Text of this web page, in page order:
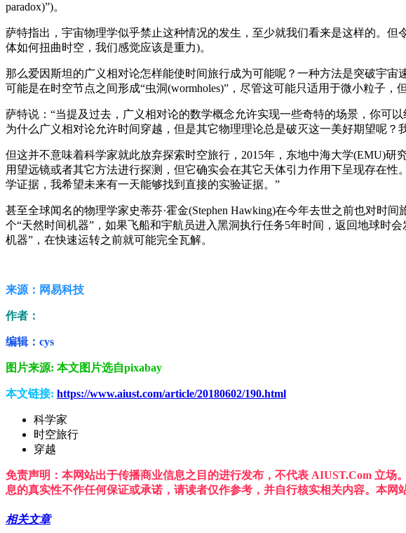
paradox)”)。
萨特指出，宇宙物理学似乎禁止这种情况的发生，至少就我们看来是这样的。
体如何扭曲时空，我们感觉应该是重力)。
那么爱因斯坦的广义相对论怎样能使时间旅行成为可能呢？一种方法是突破宇
可能是在时空节点之间形成“虫洞(wormholes)”，尽管这可能只适用于微小粒子，
萨特说：“当提及过去，广义相对论的数学概念允许实现一些奇特的场景，你可
为什么广义相对论允许时间穿越，但是其它物理理论总是破灭这一美好期望呢？
但这并不意味着科学家就此放弃探索时空旅行，2015年，东地中海大学(EMU)
用望远镜或者其它方法进行探测，但它确实会在其它天体引力作用下呈现存在
学证据，我希望未来有一天能够找到直接的实验证据。”
甚至全球闻名的物理学家史蒂芬·霍金(Stephen Hawking)在今年去世之前也对时
个“天然时间机器”，如果飞船和宇航员进入黑洞执行任务5年时间，返回地球时
机器”，在快速运转之前就可能完全瓦解。
来源：网易科技
作者：
编辑：cys
图片来源: 本文图片选自pixabay
本文链接: https://www.aiust.com/article/20180602/190.html
科学家
时空旅行
穿越
免责声明：本网站出于传播商业信息之目的进行发布，不代表 AIUST.Com 立
息的真实性不作任何保证或承诺，请读者仅作参考，并自行核实相关内容。本
相关文章